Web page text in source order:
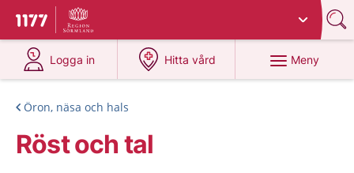
Till startsidan för 1177
Du har valt region
Logga in
på 1177.se
Hitta vård
på 1177.se
Meny
Öron, näsa och hals
Röst och tal